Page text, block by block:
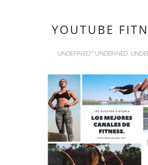
YOUTUBE
UNDEFINEDTH UNDEFINED